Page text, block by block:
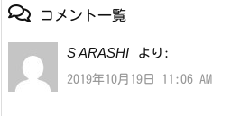
コメント一覧
S ARASHI より:
2019年10月19日 11:06 AM